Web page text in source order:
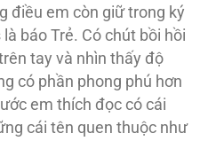
điều em còn giữ trong ký
báo Trẻ. Có chút bồi hồi
tay và nhìn thấy độ
có phần phong phú hơn
em thích đọc có cái
cái tên quen thuộc như